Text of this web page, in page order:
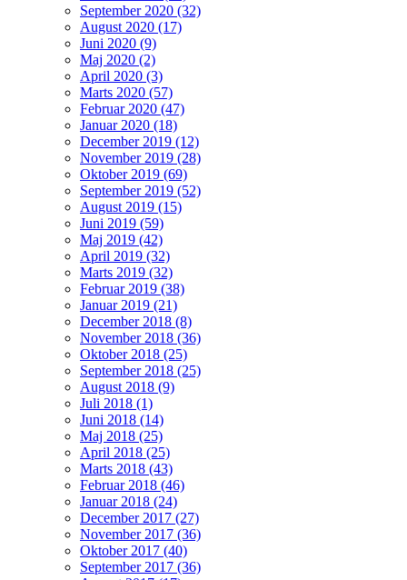
September 2020 (32)
August 2020 (17)
Juni 2020 (9)
Maj 2020 (2)
April 2020 (3)
Marts 2020 (57)
Februar 2020 (47)
Januar 2020 (18)
December 2019 (12)
November 2019 (28)
Oktober 2019 (69)
September 2019 (52)
August 2019 (15)
Juni 2019 (59)
Maj 2019 (42)
April 2019 (32)
Marts 2019 (32)
Februar 2019 (38)
Januar 2019 (21)
December 2018 (8)
November 2018 (36)
Oktober 2018 (25)
September 2018 (25)
August 2018 (9)
Juli 2018 (1)
Juni 2018 (14)
Maj 2018 (25)
April 2018 (25)
Marts 2018 (43)
Februar 2018 (46)
Januar 2018 (24)
December 2017 (27)
November 2017 (36)
Oktober 2017 (40)
September 2017 (36)